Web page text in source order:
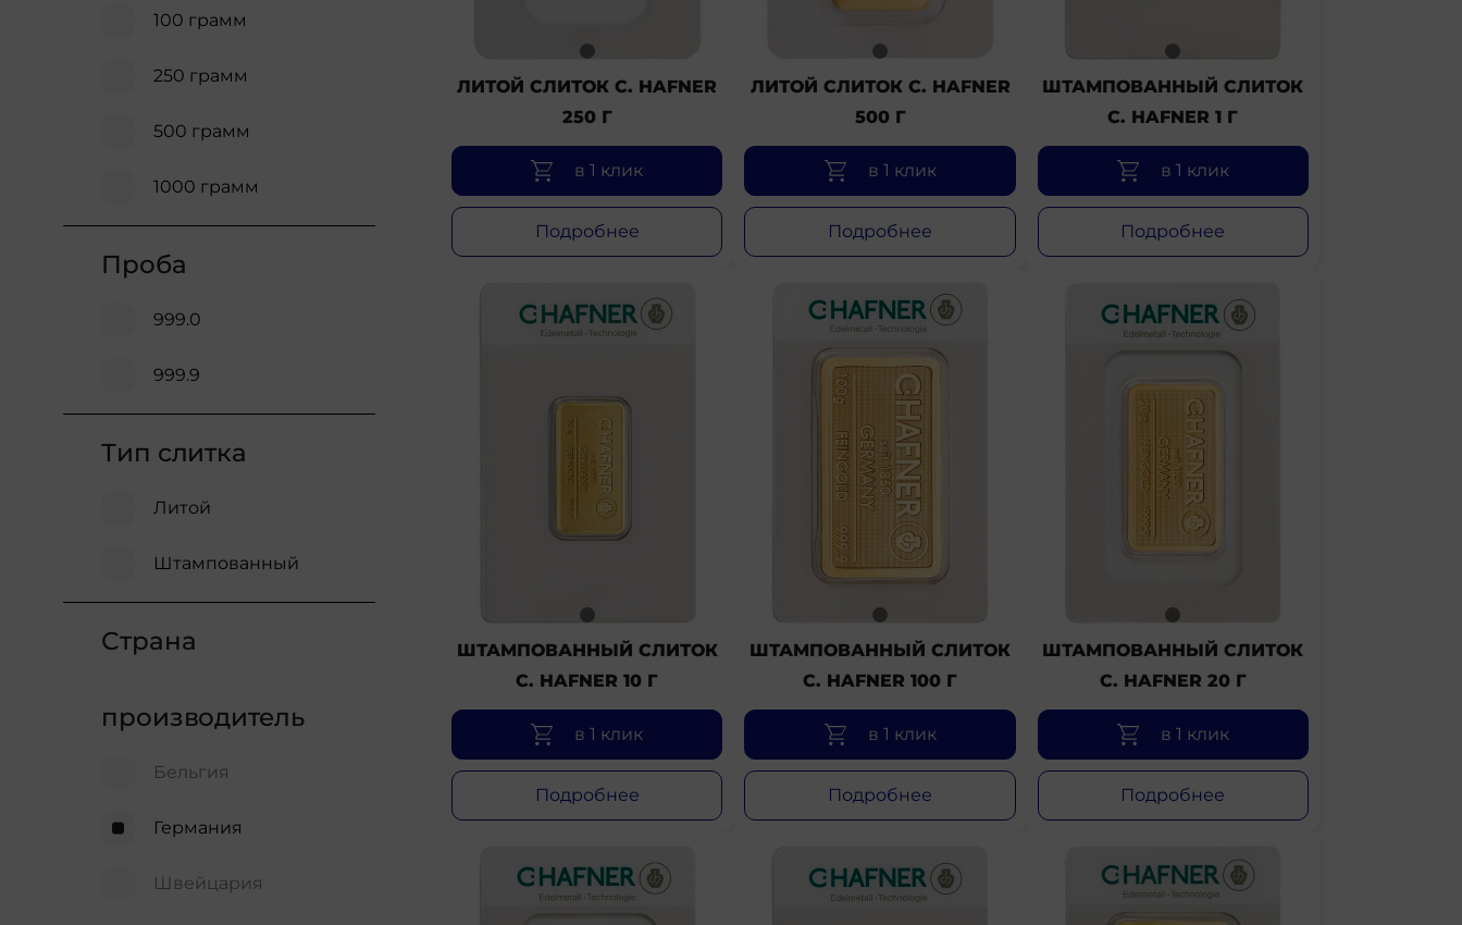
100 грамм
250 грамм
500 грамм
1000 грамм
Проба
999.0
999.9
Тип слитка
Литой
Штампованный
Страна
производитель
Бельгия
Германия
Швейцария
ЛИТОЙ СЛИТОК C. HAFNER
250 Г
в 1 клик
Подробнее
ЛИТОЙ СЛИТОК C. HAFNER
500 Г
в 1 клик
Подробнее
ШТАМПОВАННЫЙ СЛИТОК
C. HAFNER 1 Г
в 1 клик
Подробнее
ШТАМПОВАННЫЙ СЛИТОК
C. HAFNER 10 Г
в 1 клик
Подробнее
ШТАМПОВАННЫЙ СЛИТОК
C. HAFNER 100 Г
в 1 клик
Подробнее
ШТАМПОВАННЫЙ СЛИТОК
C. HAFNER 20 Г
в 1 клик
Подробнее